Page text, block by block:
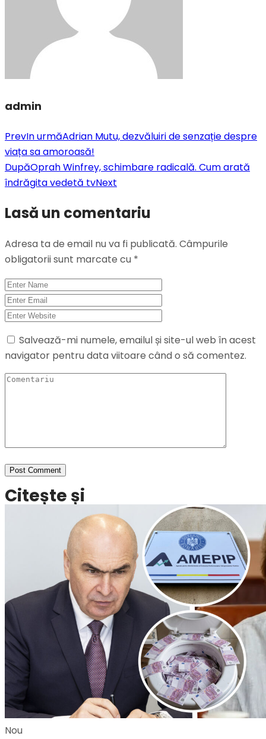
admin
PrevIn urmăAdrian Mutu, dezvăluiri de senzație despre
viața sa amoroasă!
DupăOprah Winfrey, schimbare radicală. Cum arată
îndrăgita vedetă tvNext
Lasă un comentariu
Adresa ta de email nu va fi publicată. Câmpurile
obligatorii sunt marcate cu *
Salvează-mi numele, emailul și site-ul web în acest
navigator pentru data viitoare când o să comentez.
Citește și
Nou